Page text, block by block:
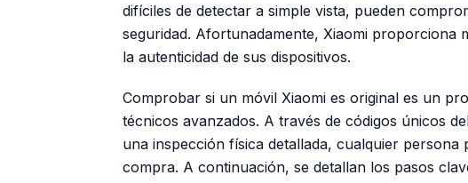
difíciles de detectar a simple vista, pueden
seguridad. Afortunadamente, Xiaomi proporciona
la autenticidad de sus dispositivos.
Comprobar si un móvil Xiaomi es original es un
técnicos avanzados. A través de códigos únicos
una inspección física detallada, cualquier persona
compra. A continuación, se detallan los pasos